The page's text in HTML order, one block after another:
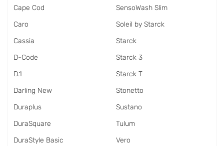
Cape Cod
Caro
Cassia
D-Code
D.1
Darling New
Duraplus
DuraSquare
DuraStyle Basic
SensoWash Slim
Soleil by Starck
Starck
Starck 3
Starck T
Stonetto
Sustano
Tulum
Vero